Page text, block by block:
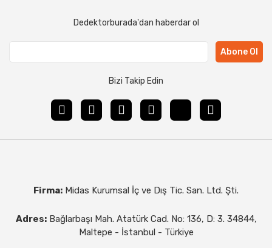
Dedektorburada'dan haberdar ol
Abone Ol
Bizi Takip Edin
Firma: Midas Kurumsal İç ve Dış Tic. San. Ltd. Şti.
Adres: Bağlarbaşı Mah. Atatürk Cad. No: 136, D: 3. 34844,
Maltepe - İstanbul - Türkiye